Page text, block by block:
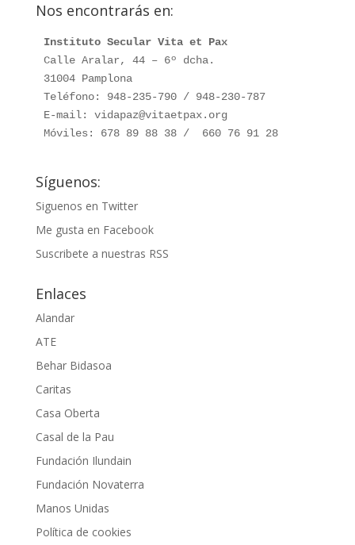
Nos encontrarás en:
Instituto Secular Vita et Pax
Calle Aralar, 44 – 6º dcha.
31004 Pamplona
Teléfono: 948-235-790 / 948-230-787
E-mail: vidapaz@vitaetpax.org
Móviles: 678 89 88 38 /  660 76 91 28
Síguenos:
Siguenos en Twitter
Me gusta en Facebook
Suscribete a nuestras RSS
Enlaces
Alandar
ATE
Behar Bidasoa
Caritas
Casa Oberta
Casal de la Pau
Fundación Ilundain
Fundación Novaterra
Manos Unidas
Política de cookies